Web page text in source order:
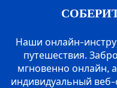
Наши онлайн-
путешествия.
мгновенно онлайн,
индивидуальный